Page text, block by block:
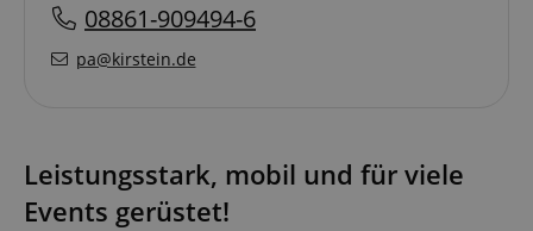
08861-909494-6
pa@kirstein.de
Leistungsstark, mobil und für viele
Events gerüstet!